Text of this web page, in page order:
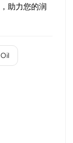
助力您的润